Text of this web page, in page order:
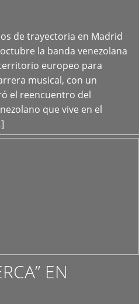
de trayectoria en Madrid
la banda venezolana
europeo para
musical, con un
el reencuentro del
que vive en el
EN